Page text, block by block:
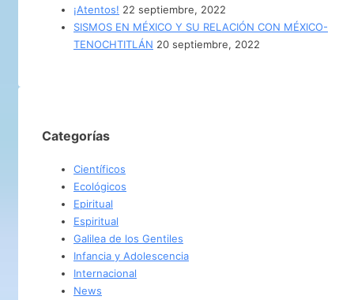
¡Atentos! 22 septiembre, 2022
SISMOS EN MÉXICO Y SU RELACIÓN CON MÉXICO-
TENOCHTITLÁN 20 septiembre, 2022
Categorías
Científicos
Ecológicos
Epiritual
Espiritual
Galilea de los Gentiles
Infancia y Adolescencia
Internacional
News